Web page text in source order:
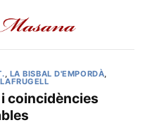
, LA BISBAL D'EMPORDÀ,
coincidències